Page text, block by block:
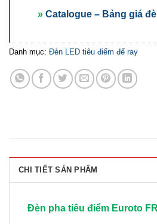
» Catalogue – Bảng giá
Danh mục: Đèn LED tiêu điểm đế ray
CHI TIẾT SẢN PHẨM
Đèn pha tiêu điểm Euroto